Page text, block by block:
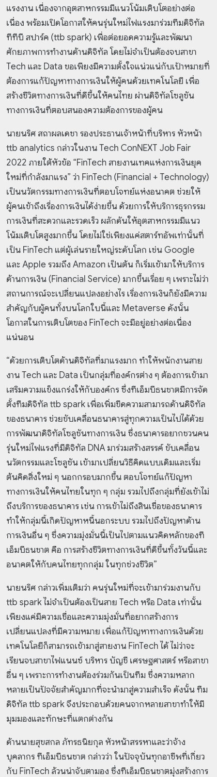
แรงงาน เนื่องจากอุตสาหกรรมมีแนวโน้มเติบโตอย่างต่อ
เนื่อง พร้อมเปิดโอกาสให้คนรุ่นใหม่ไฟแรงมาร่วมทีมดิจิทัล
ทีทีบี สปาร์ค (ttb spark) เพื่อต่อยอดความรู้และพัฒนา
ศักยภาพการทำงานด้านดิจิทัล โดยไม่จำเป็นต้องจบสาขา
Tech และ Data ขอเพียงมีความตั้งใจแน่วแน่กับเป้าหมายที่
ต้องการแก้ปัญหาทางการเงินให้ผู้คนด้วยเทคโนโลยี เพื่อ
สร้างชีวิตทางการเงินที่ดีขึ้นให้คนไทย ผ่านดิจิทัลโซลูชัน
ทางการเงินที่ตอบสนองความต้องการของผู้คน
นายนริศ สถาผลเดชา รองประธานเจ้าหน้าที่บริหาร หัวหน้า
ttb analytics กล่าวในงาน Tech ConNEXT Job Fair
2022 ภายใต้หัวข้อ “FinTech สายงานเทคแห่งการเงินยุค
ใหม่ที่กำลังมาแรง” ว่า FinTech (Financial + Technology)
เป็นนวัตกรรมทางการเงินที่ตอบโจทย์แห่งอนาคต ช่วยให้
ผู้คนเข้าถึงเรื่องการเงินได้ง่ายขึ้น ด้วยการให้บริการธุรกรรม
การเงินที่สะดวกและรวดเร็ว ผลักดันให้อุตสาหกรรมมีแนว
โน้มเติบโตสูงมากขึ้น โดยไม่ใช่เพียงแค่สตาร์ทอัพเท่านั้นที่
เป็น FinTech แต่ผู้เล่นรายใหญ่ระดับโลก เช่น Google
และ Apple รวมถึง Amazon เป็นต้น ก็เริ่มเข้ามาให้บริการ
ด้านการเงิน (Financial Service) มากขึ้นเรื่อย ๆ เพราะไม่ว่า
สถานการณ์จะเปลี่ยนแปลงอย่างไร เรื่องการเงินก็ยังมีความ
สำคัญกับผู้คนทั้งบนโลกใบนี้และ Metaverse ดังนั้น
โอกาสในการเติบโตของ FinTech จะมีอยู่อย่างต่อเนื่อง
แน่นอน
“ด้วยการเติบโตด้านดิจิทัลที่มาแรงมาก ทำให้พนักงานสาย
งาน Tech และ Data เป็นกลุ่มที่องค์กรต่าง ๆ ต้องการเข้ามา
เสริมความแข็งแกร่งให้กับองค์กร ซึ่งทีเอ็มบีธนชาตมีการจัด
ตั้งทีมดิจิทัล ttb spark เพื่อเพิ่มขีดความสามารถด้านดิจิทัล
ของธนาคาร ช่วยขับเคลื่อนธนาคารสู่ทุกความเป็นไปได้ด้วย
การพัฒนาดิจิทัลโซลูชันทางการเงิน ซึ่งธนาคารอยากชวนคน
รุ่นใหม่ไฟแรงที่มีดิจิทัล DNA มาร่วมสร้างสรรค์ ขับเคลื่อน
นวัตกรรมและโซลูชัน เข้ามาเปลี่ยนวิธีคิดแบบเดิมและเริ่ม
ต้นคิดสิ่งใหม่ ๆ นอกกรอบมากขึ้น ตอบโจทย์แก้ปัญหา
ทางการเงินให้คนไทยในทุก ๆ กลุ่ม รวมไปถึงกลุ่มที่ยังเข้าไม่
ถึงบริการของธนาคาร เช่น การเข้าไม่ถึงสินเชื่อของธนาคาร
ทำให้กลุ่มนี้เกิดปัญหาหนี้นอกระบบ รวมไปถึงปัญหาด้าน
การเงินอื่น ๆ ซึ่งความมุ่งมั่นนี้เป็นไปตามแนวคิดหลักของที
เอ็มบีธนชาต คือ การสร้างชีวิตทางการเงินที่ดีขึ้นทั้งวันนี้และ
อนาคตให้กับคนไทยทุกกลุ่ม ในทุกช่วงชีวิต”
นายนริศ กล่าวเพิ่มเติมว่า คนรุ่นใหม่ที่จะเข้ามาร่วมงานกับ
ttb spark ไม่จำเป็นต้องเป็นสาย Tech หรือ Data เท่านั้น
เพียงแค่มีความเชื่อและความมุ่งมั่นที่อยากสร้างการ
เปลี่ยนแปลงที่มีความหมาย เพื่อแก้ปัญหาทางการเงินด้วย
เทคโนโลยีก็สามารถเข้ามาสู่สายงาน FinTech ได้ ไม่ว่าจะ
เรียนจบสาขาไฟแนนซ์ บริหาร บัญชี เศรษฐศาสตร์ หรือสาขา
อื่น ๆ เพราะการทำงานต้องร่วมกันเป็นทีม ซึ่งความหลาก
หลายเป็นปัจจัยสำคัญมากที่จะนำมาสู่ความสำเร็จ ดังนั้น ทีม
ดิจิทัล ttb spark จึงประกอบด้วยคนจากหลายสาขาทำให้มี
มุมมองและทักษะที่แตกต่างกัน
ด้านนายสุขสกล ภัทรธนิยกุล หัวหน้าสรรหาและว่าจ้าง
บุคลากร ทีเอ็มบีธนชาต กล่าวว่า ในปัจจุบันทุกอาชีพที่เกี่ยว
กับ FinTech ล้วนน่าจับตามอง ซึ่งทีเอ็มบีธนชาตมุ่งสร้างการ